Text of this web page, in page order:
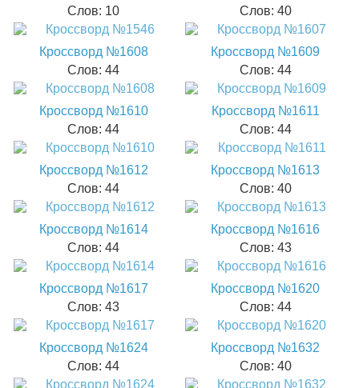
Слов: 10 Слов: 40
Кроссворд №1608
Слов: 44
Кроссворд №1609
Слов: 44
Кроссворд №1610
Слов: 44
Кроссворд №1611
Слов: 44
Кроссворд №1612
Слов: 44
Кроссворд №1613
Слов: 40
Кроссворд №1614
Слов: 44
Кроссворд №1616
Слов: 43
Кроссворд №1617
Слов: 43
Кроссворд №1620
Слов: 44
Кроссворд №1624
Слов: 44
Кроссворд №1632
Слов: 40